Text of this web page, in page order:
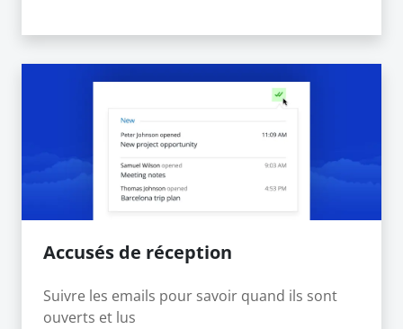
Accusés de réception
Suivre les emails pour savoir quand ils sont
ouverts et lus